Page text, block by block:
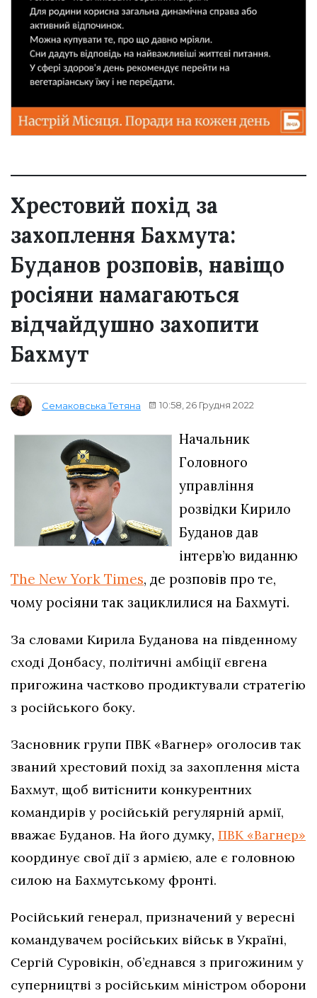
Хрестовий похід за
захоплення Бахмута:
Буданов розповів, навіщо
росіяни намагаються
відчайдушно захопити
Бахмут
Семаковська Тетяна 10:58, 26 Грудня 2022
Начальник
Головного
управління
розвідки Кирило
Буданов дав
інтерв’ю виданню
The New York Times, де розповів про те,
чому росіяни так зациклилися на Бахмуті.
За словами Кирила Буданова на південному
сході Донбасу, політичні амбіції євгена
пригожина частково продиктували стратегію
з російського боку.
Засновник групи ПВК «Вагнер» оголосив так
званий хрестовий похід за захоплення міста
Бахмут, щоб витіснити конкурентних
командирів у російській регулярній армії,
вважає Буданов. На його думку, ПВК «Вагнер»
координує свої дії з армією, але є головною
силою на Бахмутському фронті.
Російський генерал, призначений у вересні
командувачем російських військ в Україні,
Сергій Суровікін, об’єднався з пригожиним у
суперництві з російським міністром оборони